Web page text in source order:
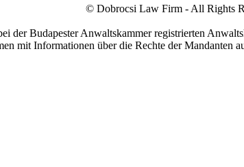
© Dobrocsi Law Firm - All Rights
der Budapester Anwaltskammer registrierten
mit Informationen über die Rechte der Mandanten